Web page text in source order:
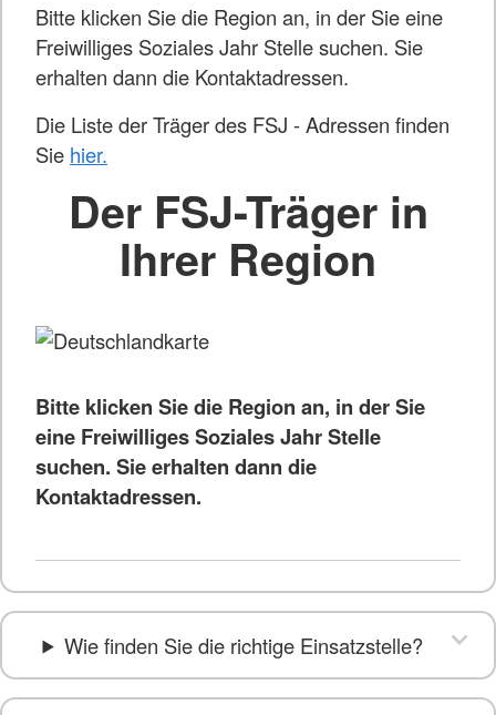
Bitte klicken Sie die Region an, in der Sie eine
Freiwilliges Soziales Jahr Stelle suchen. Sie
erhalten dann die Kontaktadressen.
Die Liste der Träger des FSJ - Adressen finden
Sie hier.
Der FSJ-Träger in
Ihrer Region
Bitte klicken Sie die Region an, in der Sie
eine Freiwilliges Soziales Jahr Stelle
suchen. Sie erhalten dann die
Kontaktadressen.
Wie finden Sie die richtige Einsatzstelle?